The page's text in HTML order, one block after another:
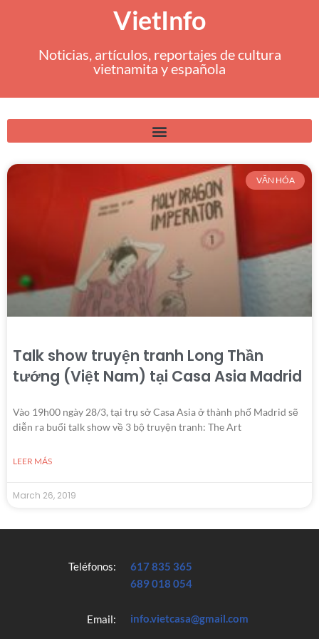
VietInfo
Noticias, artículos, reportajes de cultura
vietnamita y española
VĂN HÓA
Talk show truyện tranh Long Thần
tướng (Việt Nam) tại Casa Asia Madrid
Vào 19h00 ngày 28/3, tại trụ sở Casa Asia ở thành phố Madrid sẽ
diễn ra buổi talk show về 3 bộ truyện tranh: The Art
LEER MÁS
March 26, 2019
Teléfonos:
Email:
617 835 365
689 018 054
info.vietcasa@gmail.com